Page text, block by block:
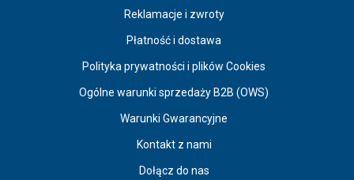
Reklamacje i zwroty
Płatność i dostawa
Polityka prywatności i plików Cookies
Ogólne warunki sprzedaży B2B (OWS)
Warunki Gwarancyjne
Kontakt z nami
Dołącz do nas